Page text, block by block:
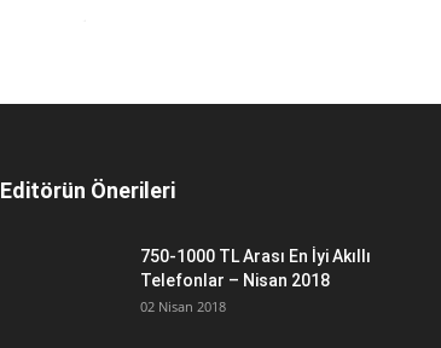
Editörün Önerileri
750-1000 TL Arası En İyi Akıllı
Telefonlar – Nisan 2018
02 Nisan 2018